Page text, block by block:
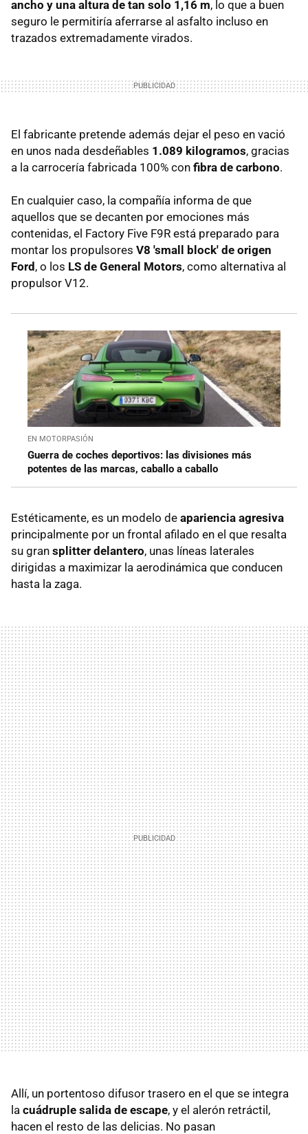
ancho y una altura de tan solo 1,16 m, lo que a buen
seguro le permitiría aferrarse al asfalto incluso en
trazados extremadamente virados.
El fabricante pretende además dejar el peso en vació
en unos nada desdeñables 1.089 kilogramos, gracias
a la carrocería fabricada 100% con fibra de carbono.
En cualquier caso, la compañía informa de que
aquellos que se decanten por emociones más
contenidas, el Factory Five F9R está preparado para
montar los propulsores V8 'small block' de origen
Ford, o los LS de General Motors, como alternativa al
propulsor V12.
EN MOTORPASIÓN
Guerra de coches deportivos: las divisiones más
potentes de las marcas, caballo a caballo
Estéticamente, es un modelo de apariencia agresiva
principalmente por un frontal afilado en el que resalta
su gran splitter delantero, unas líneas laterales
dirigidas a maximizar la aerodinámica que conducen
hasta la zaga.
Allí, un portentoso difusor trasero en el que se integra
la cuádruple salida de escape, y el alerón retráctil,
hacen el resto de las delicias. No pasan